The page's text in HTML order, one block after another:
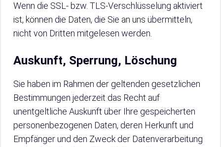
Wenn die SSL- bzw. TLS-Verschlüsselung aktiviert
ist, können die Daten, die Sie an uns übermitteln,
nicht von Dritten mitgelesen werden.
Auskunft, Sperrung, Löschung
Sie haben im Rahmen der geltenden gesetzlichen
Bestimmungen jederzeit das Recht auf
unentgeltliche Auskunft über Ihre gespeicherten
personenbezogenen Daten, deren Herkunft und
Empfänger und den Zweck der Datenverarbeitung